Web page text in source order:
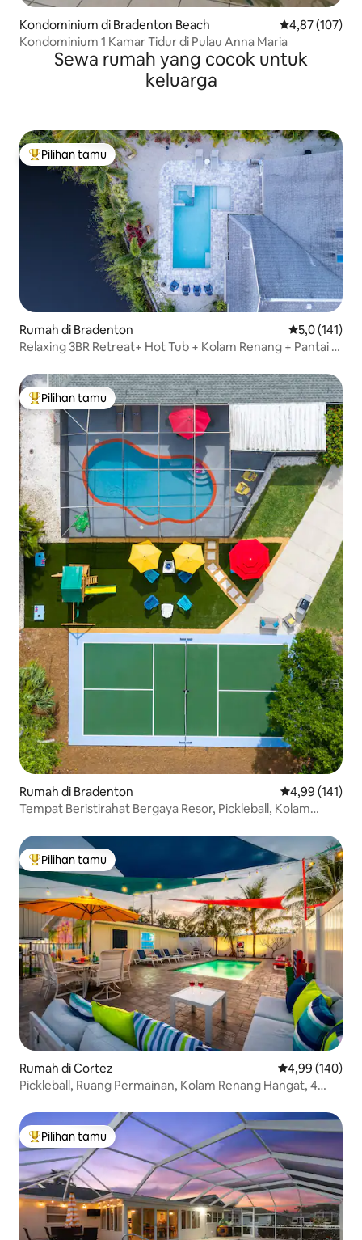
Kondominium di Bradenton Beach Nilai rata-rata
4,87 (107)
Kondominium 1 Kamar Tidur di Pulau Anna Maria
Sewa rumah yang cocok untuk
keluarga
Pilihan tamu terpopuler
Pilihan tamu
Rumah di Bradenton Nilai rata-
5,0 (141)
Relaxing 3BR Retreat+ Hot Tub + Kolam Renang + Pantai +
Pilihan tamu terpopuler
Pilihan tamu
Rumah di Bradenton Nilai rata-rata
4,99 (141)
Tempat Beristirahat Bergaya Resor, Pickleball, Kolam
Pilihan tamu terpopuler
Pilihan tamu
Rumah di Cortez Nilai rata-rata
4,99 (140)
Pickleball, Ruang Permainan, Kolam Renang Hangat, 4
Pilihan tamu terpopuler
Pilihan tamu